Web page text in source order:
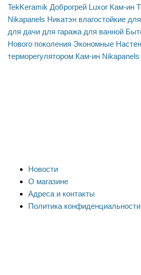
TekKeramik Доброгрей Luxor Кам-ин
Nikapanels Никатэн влагостойкие
для дачи для гаража для ванной
Нового поколения Экономные
терморегулятором Кам-ин Nikapanels
Новости
О магазине
Адреса и контакты
Политика конфиденциальности